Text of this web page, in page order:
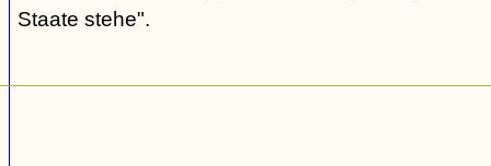
Staate stehe".